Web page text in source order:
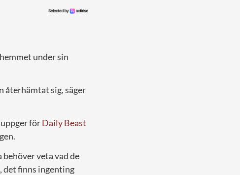
under sin
återhämtat sig, säger
förDaily Beast
veta vad de
det finns ingenting